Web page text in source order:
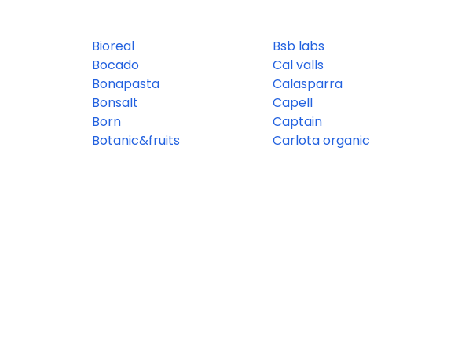
Bioreal
Bocado
Bonapasta
Bonsalt
Born
Botanic&fruits
Bsb labs
Cal valls
Calasparra
Capell
Captain
Carlota organic